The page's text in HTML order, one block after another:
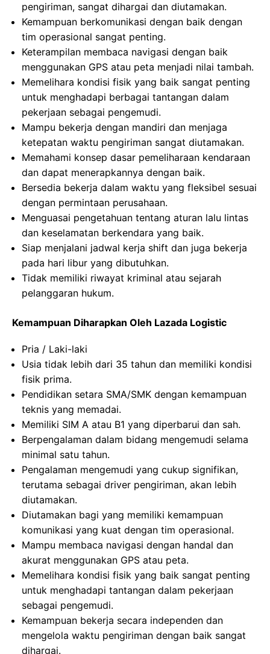
pengiriman, sangat dihargai dan diutamakan.
Kemampuan berkomunikasi dengan baik dengan
tim operasional sangat penting.
Keterampilan membaca navigasi dengan baik
menggunakan GPS atau peta menjadi nilai tambah.
Memelihara kondisi fisik yang baik sangat penting
untuk menghadapi berbagai tantangan dalam
pekerjaan sebagai pengemudi.
Mampu bekerja dengan mandiri dan menjaga
ketepatan waktu pengiriman sangat diutamakan.
Memahami konsep dasar pemeliharaan kendaraan
dan dapat menerapkannya dengan baik.
Bersedia bekerja dalam waktu yang fleksibel sesuai
dengan permintaan perusahaan.
Menguasai pengetahuan tentang aturan lalu lintas
dan keselamatan berkendara yang baik.
Siap menjalani jadwal kerja shift dan juga bekerja
pada hari libur yang dibutuhkan.
Tidak memiliki riwayat kriminal atau sejarah
pelanggaran hukum.
Kemampuan Diharapkan Oleh Lazada Logistic
Pria / Laki-laki
Usia tidak lebih dari 35 tahun dan memiliki kondisi
fisik prima.
Pendidikan setara SMA/SMK dengan kemampuan
teknis yang memadai.
Memiliki SIM A atau B1 yang diperbarui dan sah.
Berpengalaman dalam bidang mengemudi selama
minimal satu tahun.
Pengalaman mengemudi yang cukup signifikan,
terutama sebagai driver pengiriman, akan lebih
diutamakan.
Diutamakan bagi yang memiliki kemampuan
komunikasi yang kuat dengan tim operasional.
Mampu membaca navigasi dengan handal dan
akurat menggunakan GPS atau peta.
Memelihara kondisi fisik yang baik sangat penting
untuk menghadapi tantangan dalam pekerjaan
sebagai pengemudi.
Kemampuan bekerja secara independen dan
mengelola waktu pengiriman dengan baik sangat
dihargai.